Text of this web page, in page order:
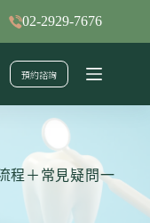
02-2929-7676
預約諮詢
程＋常見疑問一